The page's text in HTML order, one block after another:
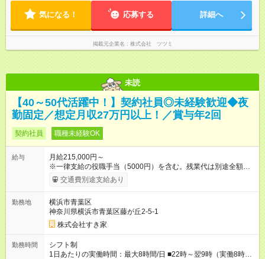
遅番：12:00～21:00 ※店舗ローテーションに従う ※希望休制度
気になる！ 応募する 詳細へ
掲載元企業名 株式会社 ツツミ
未読
【40～50代活躍中！】契約社員◎未経験歓迎◆夜
勤固定／想定月収27万円以上！／賞与年2回
契約社員 職種未経験OK
給与
月給215,000円～
※一律支給の役職手当（5000円）を含む。残業代は別途全額支
給。 ※深夜勤務手当は、残業時間等により変動します。 ※想定
月収27万円以上 ※最大4回昇給のチャンスあり ※賞与年2回支給
交通費別途支給あり
勤務地
横浜市青葉区
神奈川県横浜市青葉区藤が丘2-5-1
株式会社すき家
勤務時間
シフト制
1日あたりの実働時間：最大8時間/日 ■22時～翌9時（実働8時